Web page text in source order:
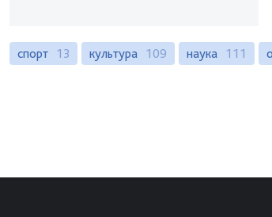
спорт 13 культура 109 наука 111